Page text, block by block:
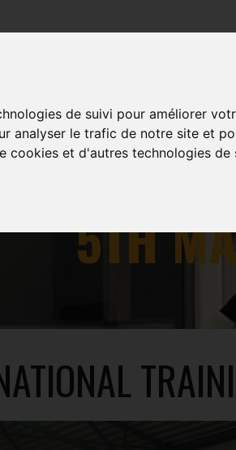
de suivi pour améliorer
analyser le trafic de notre site et
cookies et d'autres technologies de
5TH